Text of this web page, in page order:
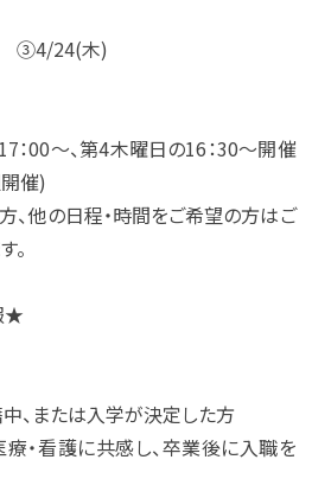
24(木)
00～、第4木曜日の16：30～開催
催)
、他の日程・時間をご希望の方はご
。
★
、または入学が決定した方
・看護に共感し、卒業後に入職を